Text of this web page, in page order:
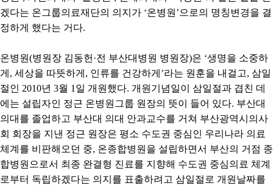
겠다는 온그룹의료재단의 의지가 ‘온병원 ’으로의 명칭변경을 결
정하게 했다는 거다.
온병원(병원장 김동헌 ·전 부산대병원 병원장)은 ‘생명을 소중하
게 , 세상을 따뜻하게 , 인류를 건강하게 ’라는 원훈을 내걸고, 삼일
절인 2010년 3월 1 일 개원했다. 개원기념일이 삼일절과 겹친 데
에는 설립자인 정근 온병원그룹 원장의 뜻이 들어 있다. 부산대
의대를 졸업하고 부산대 의대 안과교수를 거쳐 부산광역시의사
회 회장을 지낸 정근 원장은 평소 수도권 중심인 우리나라 의료
체계를 비판해오던 중, 온종합병원을 설립하면서 부산의 거점 종
합병원으로서 최종 완결형 진료를 지향해 수도권 중심의료 체계
로부터 독립하겠다는 의지를 표출하려고 삼일절로 개원날짜를